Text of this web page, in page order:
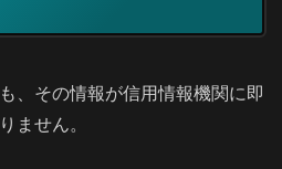
、その情報が信用情報機関に即
ません。